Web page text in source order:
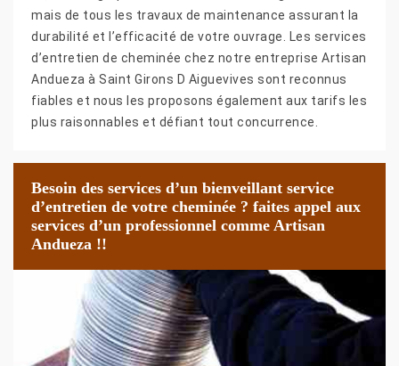
mais de tous les travaux de maintenance assurant la
durabilité et l’efficacité de votre ouvrage. Les services
d’entretien de cheminée chez notre entreprise Artisan
Andueza à Saint Girons D Aiguevives sont reconnus
fiables et nous les proposons également aux tarifs les
plus raisonnables et défiant tout concurrence.
Besoin des services d’un bienveillant service
d’entretien de votre cheminée ? faites appel aux
services d’un professionnel comme Artisan
Andueza !!